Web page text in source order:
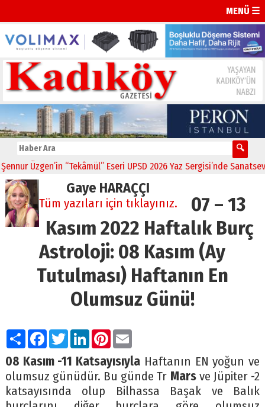
MENÜ ☰
Üzgen’in “Tekâmül” Eseri UPSD 2026 Yaz Sergisi’nde
Gaye HARAÇÇI
Tüm yazıları için tıklayınız.
07 – 13
Kasım 2022 Haftalık Burç
Astroloji: 08 Kasım (Ay
Tutulması) Haftanın En
Olumsuz Günü!
PaylaşFacebook
TwitterLinkedIn
Pinterest
Email
08 Kasım -11 Katsayısıyla Haftanın EN yoğun ve
olumsuz günüdür. Bu günde Tr Marsve Jüpiter -2
katsayısında olup Bilhassa Başak ve Balık